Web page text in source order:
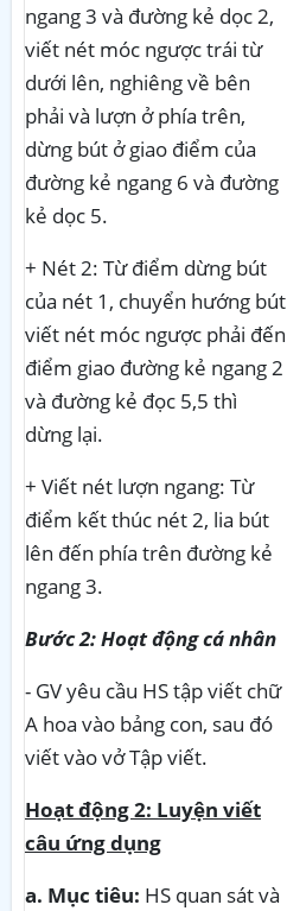
ngang 3 và đường kẻ dọc 2,
viết nét móc ngược trái từ
dưới lên, nghiêng về bên
phải và lượn ở phía trên,
dừng bút ở giao điểm của
đường kẻ ngang 6 và đường
kẻ dọc 5.
+ Nét 2: Từ điểm dừng bút
của nét 1, chuyển hướng bút
viết nét móc ngược phải đến
điểm giao đường kẻ ngang 2
và đường kẻ đọc 5,5 thì
dừng lại.
+ Viết nét lượn ngang: Từ
điểm kết thúc nét 2, lia bút
lên đến phía trên đường kẻ
ngang 3.
Bước 2: Hoạt động cá nhân
- GV yêu cầu HS tập viết chữ
A hoa vào bảng con, sau đó
viết vào vở Tập viết.
Hoạt động 2: Luyện viết
câu ứng dụng
a. Mục tiêu: HS quan sát và